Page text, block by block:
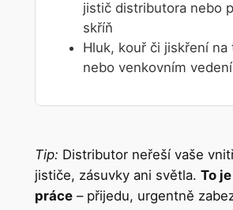
jistič distributora nebo
skříň
Hluk, kouř či jiskření na
nebo venkovním vedení
Tip: Distributor neřeší vaše
jističe, zásuvky ani světla. To
práce– přijedu, urgentně